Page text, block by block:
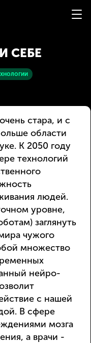
СЕБЕ
стара, и с
области
К 2050 году
технологий
людей.
уровне,
заглянуть
чужого
множество
нейро-
с нашей
В сфере
мозга
а врачи -